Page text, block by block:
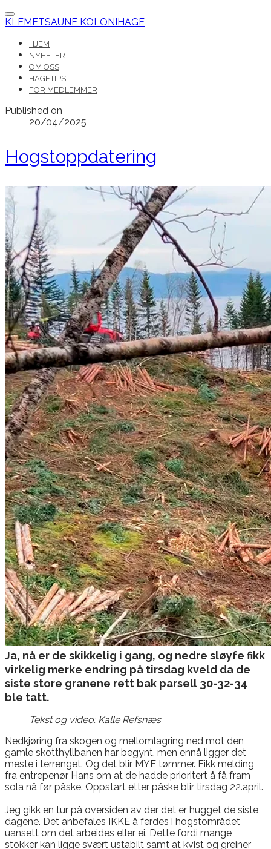
KLEMETSAUNE KOLONIHAGE
HJEM
NYHETER
OM OSS
HAGETIPS
FOR MEDLEMMER
Published on
20/04/2025
Hogstoppdatering
​​Ja, nå er de skikkelig i gang, og nedre sløyfe fikk
virkelig merke endring på tirsdag kveld da de
siste store granene rett bak parsell 30-32-34
ble tatt.
Tekst og video: Kalle Refsnæs
Nedkjøring fra skogen og mellomlagring ned mot den
gamle skotthyllbanen har begynt, men ennå ligger det
meste i terrenget. Og det blir MYE tømmer. Fikk melding
fra entrepenør Hans om at de hadde prioritert å få fram
sola nå før påske. Oppstart etter påske blir tirsdag 22.april.
Jeg gikk en tur på oversiden av der det er hugget de siste
dagene. Det anbefales IKKE å ferdes i hogstområdet
uansett om det arbeides eller ei. Dette fordi mange
stokker kan ligge svært ustabilt samt at kvist og greiner